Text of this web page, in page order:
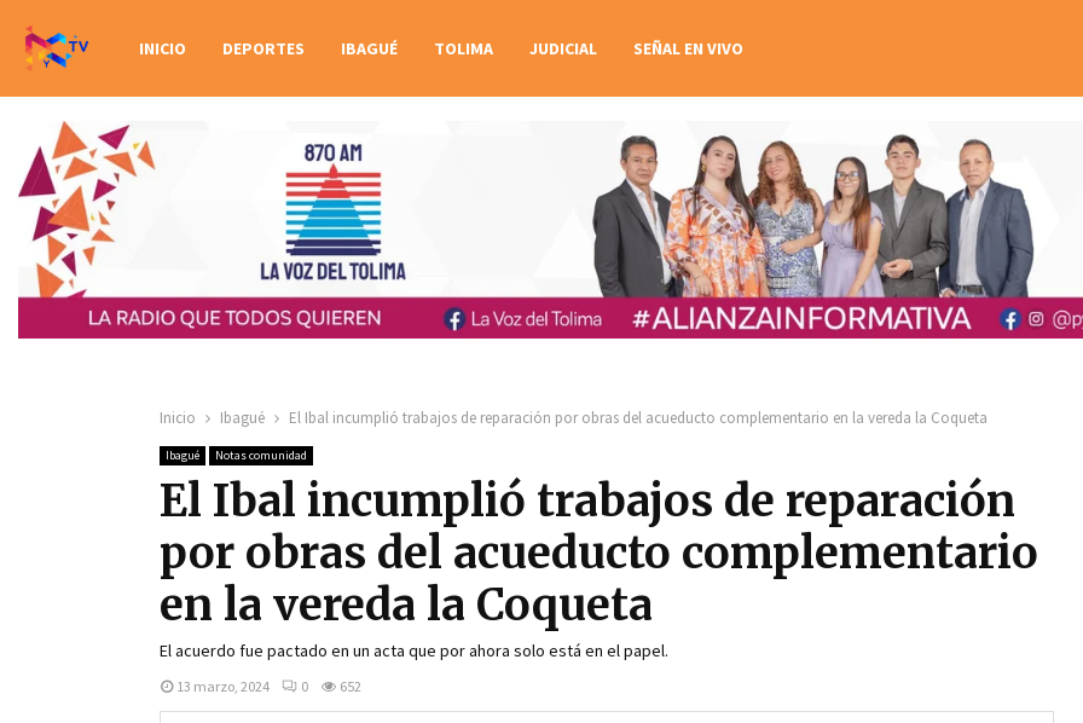
INICIO DEPORTES IBAGUÉ TOLIMA JUDICIAL SEÑAL EN VIVO
Inicio Ibagué El Ibal incumplió trabajos de reparación por obras del acueducto complementario en la vereda la Coqueta
Ibagué Notas comunidad
El Ibal incumplió trabajos de reparación
por obras del acueducto complementario
en la vereda la Coqueta
El acuerdo fue pactado en un acta que por ahora solo está en el papel.
13 marzo, 2024 0 652